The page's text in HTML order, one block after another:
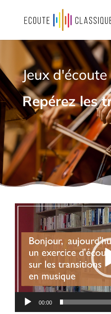
Jeux d'écoute
Repérez les
Lecteur
00:00